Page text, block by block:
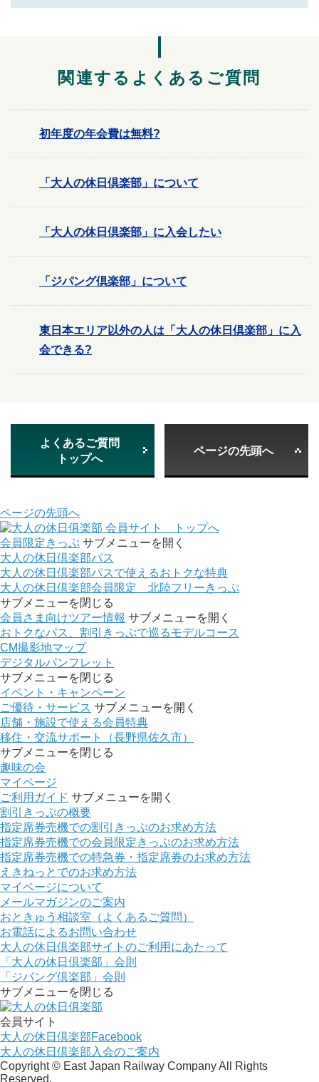
関連するよくあるご質問
初年度の年会費は無料?
「大人の休日倶楽部」について
「大人の休日倶楽部」に入会したい
「ジパング倶楽部」について
東日本エリア以外の人は「大人の休日倶楽部」に入
会できる?
よくあるご質問
トップへ
ページの先頭へ
ページの先頭へ
会員サイト トップへ
会員限定きっぷ サブメニューを開く
大人の休日倶楽部パス
大人の休日倶楽部パスで使えるおトクな特典
大人の休日倶楽部会員限定 北陸フリーきっぷ
サブメニューを閉じる
会員さま向けツアー情報 サブメニューを開く
おトクなパス、割引きっぷで巡るモデルコース
CM撮影地マップ
デジタルパンフレット
サブメニューを閉じる
イベント・キャンペーン
ご優待・サービス サブメニューを開く
店舗・施設で使える会員特典
移住・交流サポート（長野県佐久市）
サブメニューを閉じる
趣味の会
マイページ
ご利用ガイド サブメニューを開く
割引きっぷの概要
指定席券売機での割引きっぷのお求め方法
指定席券売機での会員限定きっぷのお求め方法
指定席券売機での特急券・指定席券のお求め方法
えきねっとでのお求め方法
マイページについて
メールマガジンのご案内
おときゅう相談室（よくあるご質問）
お電話によるお問い合わせ
大人の休日倶楽部サイトのご利用にあたって
「大人の休日倶楽部」会則
「ジパング倶楽部」会則
サブメニューを閉じる
会員サイト
大人の休日倶楽部Facebook
大人の休日倶楽部 入会のご案内
Copyright © East Japan Railway Company All Rights
Reserved.